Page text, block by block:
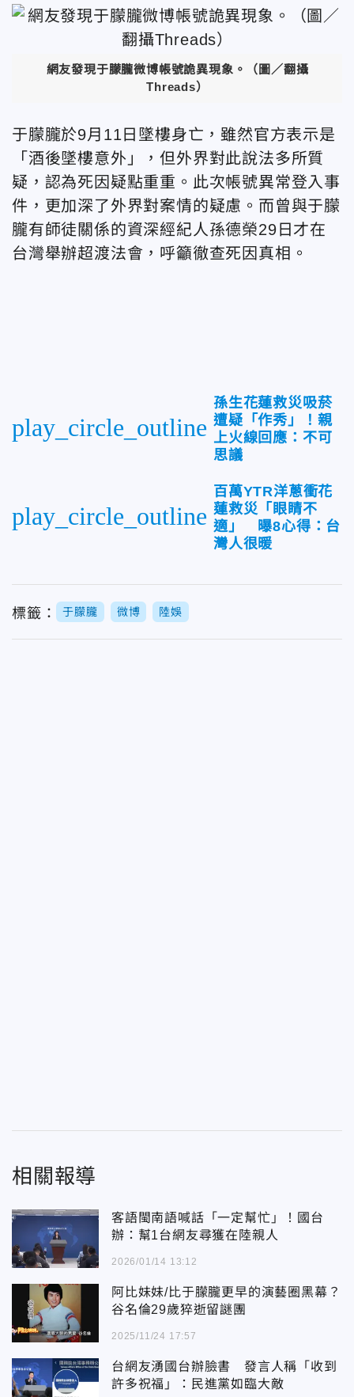
網友發現于朦朧微博帳號詭異現象。（圖／翻攝
Threads）
于朦朧於9月11日墜樓身亡，雖然官方表示是
「酒後墜樓意外」，但外界對此說法多所質
疑，認為死因疑點重重。此次帳號異常登入事
件，更加深了外界對案情的疑慮。而曾與于朦
朧有師徒關係的資深經紀人孫德榮29日才在
台灣舉辦超渡法會，呼籲徹查死因真相。
play_circle_outline
孫生花蓮救災吸菸
遭疑「作秀」！親
上火線回應：不可
思議
play_circle_outline
百萬YTR洋蔥衝花
蓮救災「眼睛不
適」 曝8心得：台
灣人很暖
標籤： 于朦朧 微博 陸娛
相關報導
客語閩南語喊話「一定幫忙」！國台
辦：幫1台網友尋獲在陸親人
2026/01/14 13:12
阿比妹妹/比于朦朧更早的演藝圈黑幕？
谷名倫29歲猝逝留謎團
2025/11/24 17:57
台網友湧國台辦臉書 發言人稱「收到
許多祝福」：民進黨如臨大敵